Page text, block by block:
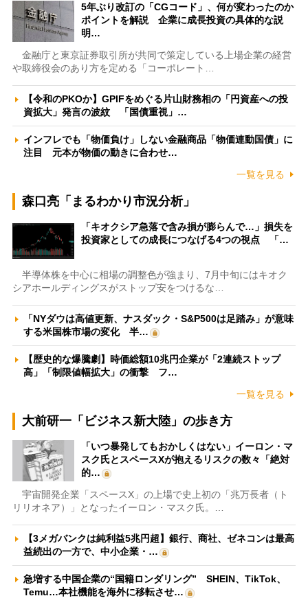
5年ぶり改訂の「CGコード」、何が変わったのか
ポイントを解説 企業に成長投資の具体的な説
明…
金融庁と東京証券取引所が共同で策定している上場企業の経営
や取締役会のあり方を定める「コーポレート…
【令和のPKOか】GPIFをめぐる片山財務相の「円資産への投
資拡大」発言の波紋 「国債重視」…
インフレでも「物価負け」しない金融商品「物価連動国債」に
注目 元本が物価の動きに合わせ…
一覧を見る
森口亮「まるわかり市況分析」
「キオクシア急落で含み損が膨らんで…」損失を
投資家としての成長につなげる4つの視点 「…
半導体株を中心に相場の調整色が強まり、7月中旬にはキオク
シアホールディングスがストップ安をつけるな…
「NYダウは高値更新、ナスダック・S&P500は足踏み」が意味
する米国株市場の変化 半…
【歴史的な爆騰劇】時価総額10兆円企業が「2連続ストップ
高」「制限値幅拡大」の衝撃 フ…
一覧を見る
大前研一「ビジネス新大陸」の歩き方
「いつ暴発してもおかしくはない」イーロン・マ
スク氏とスペースXが抱えるリスクの数々「絶対
的…
宇宙開発企業「スペースX」の上場で史上初の「兆万長者（ト
リリオネア）」となったイーロン・マスク氏。…
【3メガバンクは純利益5兆円超】銀行、商社、ゼネコンは最高
益続出の一方で、中小企業・…
急増する中国企業の“国籍ロンダリング” SHEIN、TikTok、
Temu…本社機能を海外に移転させ…